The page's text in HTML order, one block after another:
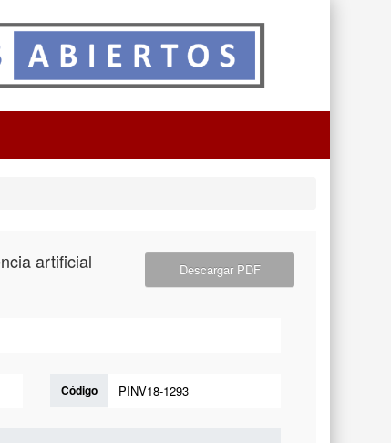
artificial Descargar PDF
Código PINV18-1293